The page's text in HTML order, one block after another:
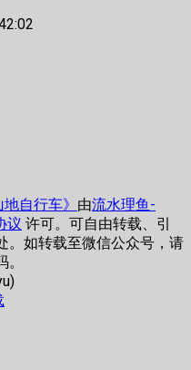
自行车》 由流水理鱼-
议 许可。可自由转载、引
。如转载至微信公众号，请